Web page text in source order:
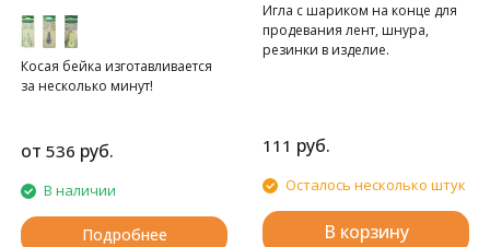
Косая бейка изготавливается
за несколько минут!
от 536 руб.
В наличии
Подробнее
Игла с шариком на конце для
продевания лент, шнура,
резинки в изделие.
111 руб.
Осталось несколько штук
В корзину